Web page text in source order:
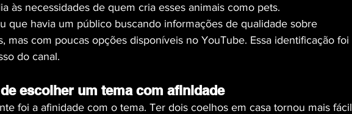
às necessidades de quem cria esses animais como pets.
que havia um público buscando informações de qualidade sobre
mas com poucas opções disponíveis no YouTube. Essa identificação foi
do canal.
escolher um tema com afinidade
foi a afinidade com o tema. Ter dois coelhos em casa tornou mais fácil